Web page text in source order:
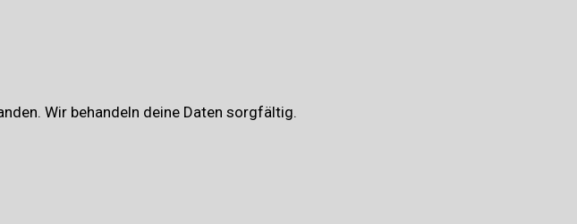
Wir behandeln deine Daten sorgfältig.